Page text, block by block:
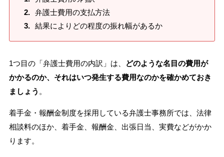
弁護士費用の支払方法
結果によりどの程度の振れ幅があるか
1つ目の「弁護士費用の内訳」は、
どのような名目の費用が
かかるのか、それはいつ発生する費用なのかを確かめておき
ましょう 。
着手金・報酬金制度を採用している弁護士事務所では、法律
相談料のほか、着手金、報酬金、出張日当、実費などがかか
ります。